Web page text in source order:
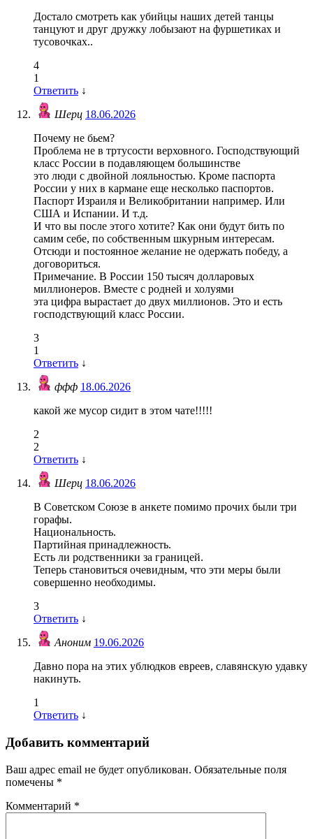
Достало смотреть как убийцы наших детей танцы
танцуют и друг дружку лобызают на фуршетиках и
тусовочках..
4
1
Ответить ↓
Шерц 18.06.2026
Почему не бьем?
Проблема не в тртусости верховного. Господствующий
класс России в подавляющем большинстве
это люди с двойной лояльностью. Кроме паспорта
России у них в кармане еще несколько паспортов.
Паспорт Израиля и Великобритании например. Или
США и Испании. И т.д.
И что вы после этого хотите? Как они будут бить по
самим себе, по собственным шкурным интересам.
Отсюди и постоянное желание не одержать победу, а
договориться.
Примечание. В России 150 тысяч долларовых
миллионеров. Вместе с родней и холуями
эта цифра вырастает до двух миллионов. Это и есть
господствующий класс России.
3
1
Ответить ↓
ффф 18.06.2026
какой же мусор сидит в этом чате!!!!!
2
2
Ответить ↓
Шерц 18.06.2026
В Советском Союзе в анкете помимо прочих были три
горафы.
Национальность.
Партийная принадлежность.
Есть ли родственники за границей.
Теперь становиться очевидным, что эти меры были
совершенно необходимы.
3
Ответить ↓
Аноним 19.06.2026
Давно пора на этих ублюдков евреев, славянскую удавку
накинуть.
1
Ответить ↓
Добавить комментарий
Ваш адрес email не будет опубликован. Обязательные поля
помечены *
Комментарий *